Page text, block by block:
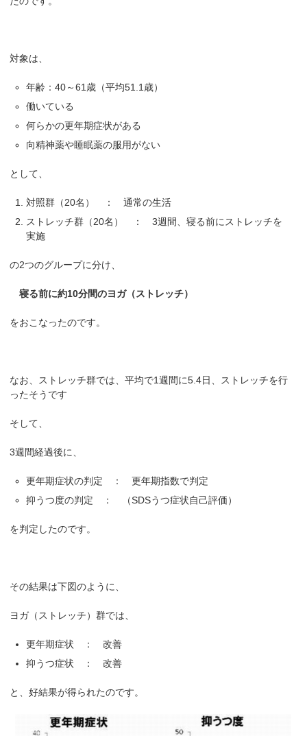
対象は、
年齢：40～61歳（平均51.1歳）
働いている
何らかの更年期症状がある
向精神薬や睡眠薬の服用がない
として、
対照群（20名） ： 通常の生活
ストレッチ群（20名） ： 3週間、寝る前にストレッチを
実施
の2つのグループに分け、
寝る前に約10分間のヨガ（ストレッチ）
をおこなったのです。
なお、ストレッチ群では、平均で1週間に5.4日、ストレッチを行
ったそうです
そして、
3週間経過後に、
更年期症状の判定 ： 更年期指数で判定
抑うつ度の判定 ： （SDSうつ症状自己評価）
を判定したのです。
その結果は下図のように、
ヨガ（ストレッチ）群では、
更年期症状 ： 改善
抑うつ症状 ： 改善
と、好結果が得られたのです。